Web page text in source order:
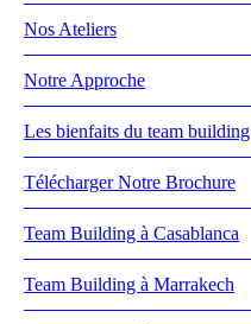
Nos Ateliers
Notre Approche
Les bienfaits du team building
Télécharger Notre Brochure
Team Building à Casablanca
Team Building à Marrakech